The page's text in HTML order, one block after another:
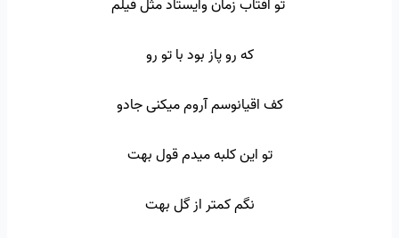
تو آفتاب زمان وایستاد مثل فیلم
که رو پاز بود با تو رو
کف اقیانوسم آروم میکنی جادو
تو این کلبه میدم قول بهت
نگم کمتر از گل بهت